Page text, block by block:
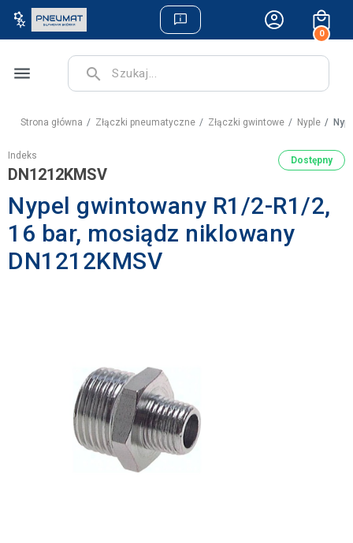
0
menu search
Strona główna Złączki pneumatyczne Złączki gwintowe Nyple
Indeks
DN1212KMSV
Dostępny
Nypel gwintowany R1/2-R1/2,
16 bar, mosiądz niklowany
DN1212KMSV